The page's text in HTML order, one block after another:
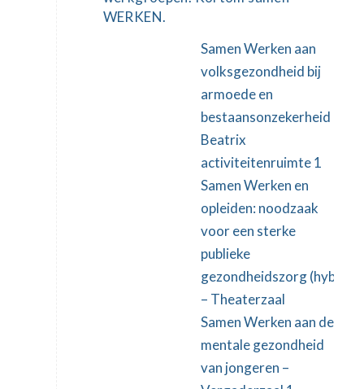
WERKEN.
Samen Werken aan
volksgezondheid bij
armoede en
bestaansonzekerheid
Beatrix
activiteitenruimte 1
Samen Werken en
opleiden: noodzaak
voor een sterke
publieke
gezondheidszorg(hybride)
– Theaterzaal
Samen Werken aan de
mentale gezondheid
van jongeren –